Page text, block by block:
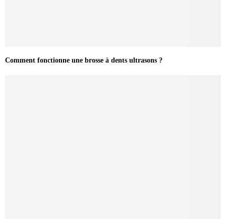
Comment fonctionne une brosse à dents ultrasons ?